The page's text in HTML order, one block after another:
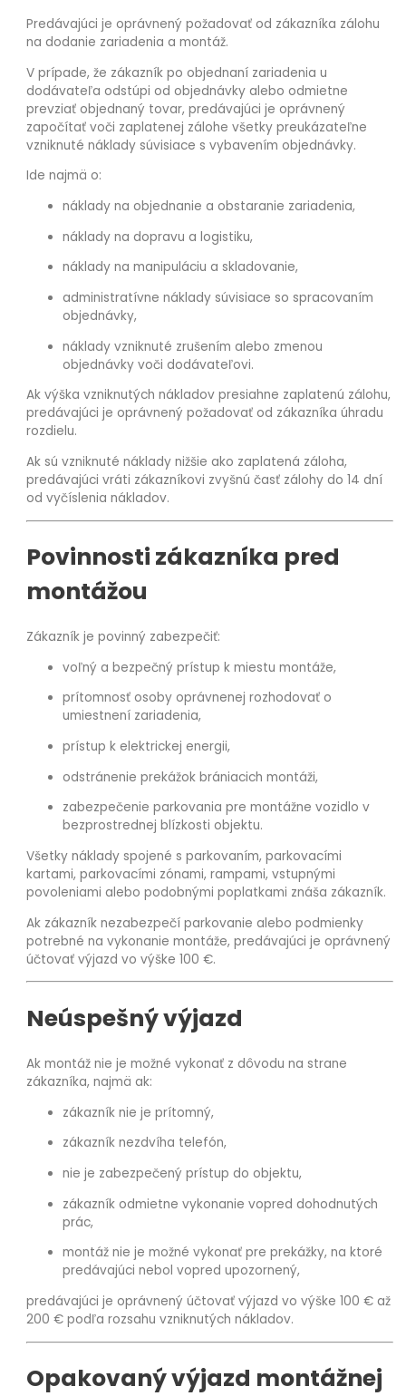
Predávajúci je oprávnený požadovať od zákazníka zálohu
na dodanie zariadenia a montáž.
V prípade, že zákazník po objednaní zariadenia u
dodávateľa odstúpi od objednávky alebo odmietne
prevziať objednaný tovar, predávajúci je oprávnený
započítať voči zaplatenej zálohe všetky preukázateľne
vzniknuté náklady súvisiace s vybavením objednávky.
Ide najmä o:
náklady na objednanie a obstaranie zariadenia,
náklady na dopravu a logistiku,
náklady na manipuláciu a skladovanie,
administratívne náklady súvisiace so spracovaním
objednávky,
náklady vzniknuté zrušením alebo zmenou
objednávky voči dodávateľovi.
Ak výška vzniknutých nákladov presiahne zaplatenú zálohu,
predávajúci je oprávnený požadovať od zákazníka úhradu
rozdielu.
Ak sú vzniknuté náklady nižšie ako zaplatená záloha,
predávajúci vráti zákazníkovi zvyšnú časť zálohy do 14 dní
od vyčíslenia nákladov.
Povinnosti zákazníka pred
montážou
Zákazník je povinný zabezpečiť:
voľný a bezpečný prístup k miestu montáže,
prítomnosť osoby oprávnenej rozhodovať o
umiestnení zariadenia,
prístup k elektrickej energii,
odstránenie prekážok brániacich montáži,
zabezpečenie parkovania pre montážne vozidlo v
bezprostrednej blízkosti objektu.
Všetky náklady spojené s parkovaním, parkovacími
kartami, parkovacími zónami, rampami, vstupnými
povoleniami alebo podobnými poplatkami znáša zákazník.
Ak zákazník nezabezpečí parkovanie alebo podmienky
potrebné na vykonanie montáže, predávajúci je oprávnený
účtovať výjazd vo výške 100 €.
Neúspešný výjazd
Ak montáž nie je možné vykonať z dôvodu na strane
zákazníka, najmä ak:
zákazník nie je prítomný,
zákazník nezdvíha telefón,
nie je zabezpečený prístup do objektu,
zákazník odmietne vykonanie vopred dohodnutých
prác,
montáž nie je možné vykonať pre prekážky, na ktoré
predávajúci nebol vopred upozornený,
predávajúci je oprávnený účtovať výjazd vo výške 100 € až
200 € podľa rozsahu vzniknutých nákladov.
Opakovaný výjazd montážnej